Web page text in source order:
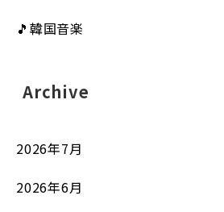
🎵韓国音楽
Archive
2026年7月
2026年6月